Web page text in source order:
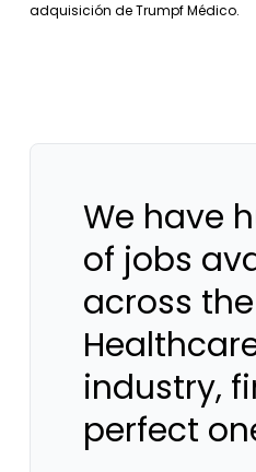
adquisición de Trumpf Médico.
We have
of jobs
across the
industry,
perfect